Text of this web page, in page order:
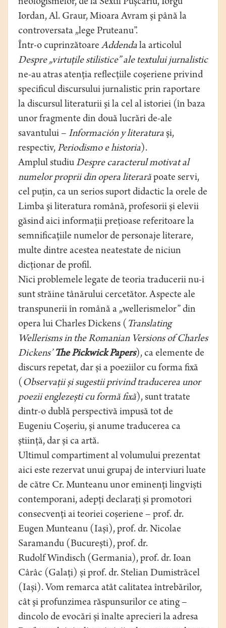
neologismelor, de la Sextil Pușcariu, Iorgu
Iordan, Al. Graur, Mioara Avram şi până la
controversata „lege Pruteanu”.
Într-o cuprinzătoareAddendala articolul
Despre „virtuţile stilistice” ale textului jurnalistic
ne-au atras atenţia reflecţiile coşeriene privind
specificul discursului jurnalistic prin raportare
la discursul literaturii şi la cel al istoriei (în baza
unor fragmente din două lucrări de-ale
savantului – Información y literaturaşi,
respectiv,Periodismo e historia).
Amplul studiuDespre caracterul motivat al
numelor proprii din opera literarăpoate servi,
cel puţin, ca un serios suport didactic la orele de
Limba şi literatura română, profesorii şi elevii
găsind aici informaţii preţioase referitoare la
semnificaţiile numelor de personaje literare,
multe dintre acestea neatestate de niciun
dicţionar de profil.
Nici problemele legate de teoria traducerii nu-i
sunt străine tânărului cercetător. Aspecte ale
transpunerii în română a „wellerismelor” din
opera lui Charles Dickens ( Translating
Wellerisms in the Romanian Versions of Charles
Dickens’ The Pickwick Papers), ca elemente de
discurs repetat, dar și a poeziilor cu forma fixă
( Observații și sugestii privind traducerea unor
poezii englezești cu formă fixă), sunt tratate
dintr-o dublă perspectivă impusă tot de
Eugeniu Coșeriu, şi anume traducerea ca
știință, dar și ca artă.
Ultimul compartiment al volumului prezentat
aici este rezervat unui grupaj de interviuri luate
de către Cr. Munteanu unor eminenți lingviști
contemporani, adepți declarați și promotori
consecvenți ai teoriei coșeriene – prof. dr.
Eugen Munteanu (Iași), prof. dr. Nicolae
Saramandu (București), prof. dr.
Rudolf Windisch (Germania), prof. dr. Ioan
Cârâc (Galați) și prof. dr. Stelian Dumistrăcel
(Iași). Vom remarca atât calitatea întrebărilor,
cât şi profunzimea răspunsurilor ce ating –
dincolo de evocări și înalte aprecieri la adresa